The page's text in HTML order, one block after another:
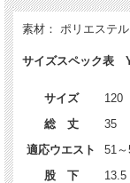
素材： ポリエステル
サイズスペック表
サイズ 120
総 丈
35
適応ウエスト
51
股 下
13.5